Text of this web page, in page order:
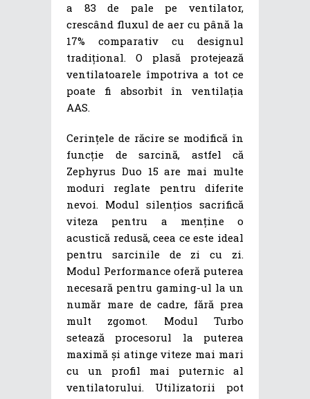
a 83 de pale pe ventilator,
crescând fluxul de aer cu până la
17% comparativ cu designul
tradițional. O plasă protejează
ventilatoarele împotriva a tot ce
poate fi absorbit în ventilația
AAS.
Cerințele de răcire se modifică în
funcție de sarcină, astfel că
Zephyrus Duo 15 are mai multe
moduri reglate pentru diferite
nevoi. Modul silențios sacrifică
viteza pentru a menține o
acustică redusă, ceea ce este ideal
pentru sarcinile de zi cu zi.
Modul Performance oferă puterea
necesară pentru gaming-ul la un
număr mare de cadre, fără prea
mult zgomot. Modul Turbo
setează procesorul la puterea
maximă și atinge viteze mai mari
cu un profil mai puternic al
ventilatorului. Utilizatorii pot